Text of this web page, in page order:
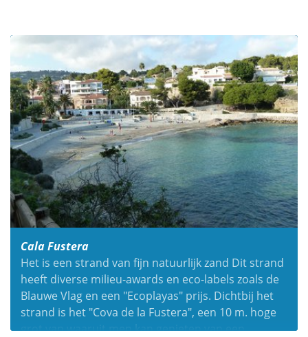
Cala Fustera
Het is een strand van fijn natuurlijk zand Dit strand
heeft diverse milieu-awards en eco-labels zoals de
Blauwe Vlag en een "Ecoplayas" prijs. Dichtbij het
strand is het "Cova de la Fustera", een 10 m. hoge
grot van waaruit men kan genieten van een